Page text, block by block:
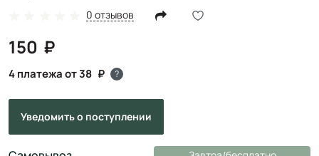
0 отзывов
150
4 платежа от 38 ?
Уведомитьо поступлении